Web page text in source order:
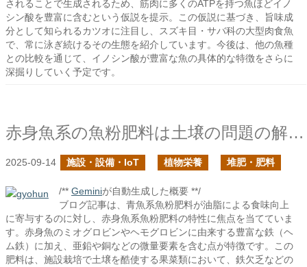
されることで生成されるため、筋肉に多くのATPを持つ魚ほどイノ
シン酸を豊富に含むという仮説を提示。この仮説に基づき、旨味成
分として知られるカツオに注目し、スズキ目・サバ科の大型肉食魚
で、常に泳ぎ続けるその生態を紹介しています。今後は、他の魚種
との比較を通じて、イノシン酸が豊富な魚の具体的な特徴をさらに
深掘りしていく予定です。
赤身魚系の魚粉肥料は土壌の問題の解決に向いているはず
2025-09-14 施設・設備・IoT 植物栄養 堆肥・肥料
/** Geminiが自動生成した概要 **/
ブログ記事は、青魚系魚粉肥料が油脂による食味向上
に寄与するのに対し、赤身魚系魚粉肥料の特性に焦点を当てていま
す。赤身魚のミオグロビンやヘモグロビンに由来する豊富な鉄（ヘ
ム鉄）に加え、亜鉛や銅などの微量要素を含む点が特徴です。この
肥料は、施設栽培で土壌を酷使する果菜類において、鉄欠乏などの